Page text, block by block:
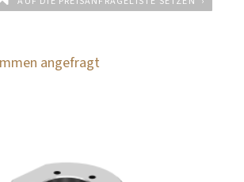
angefragt